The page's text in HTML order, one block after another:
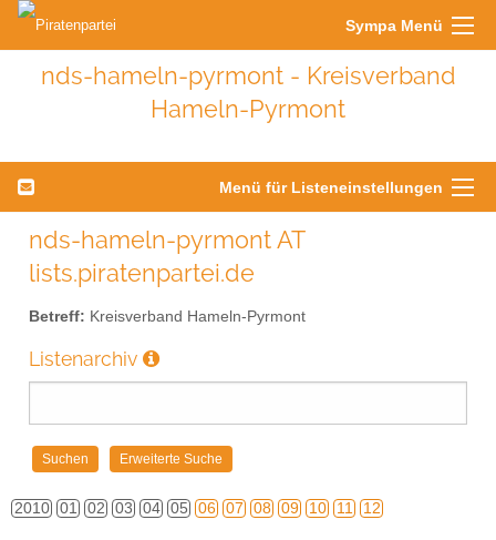
Sympa Menü
nds-hameln-pyrmont - Kreisverband
Hameln-Pyrmont
Menü für Listeneinstellungen
nds-hameln-pyrmont AT
lists.piratenpartei.de
Betreff: Kreisverband Hameln-Pyrmont
Listenarchiv
2010 01 02 03 04 05 06 07 08 09 10 11 12